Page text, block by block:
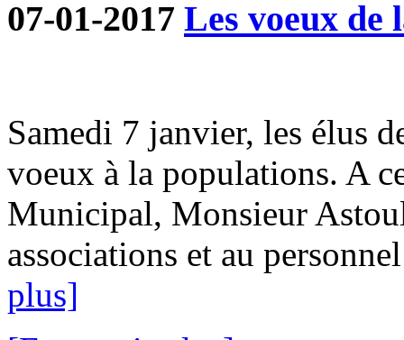
07-01-2017 Les voeux de
Samedi 7 janvier, les élus
voeux à la populations. A
Municipal, Monsieur Astoul
associations et au
plus]